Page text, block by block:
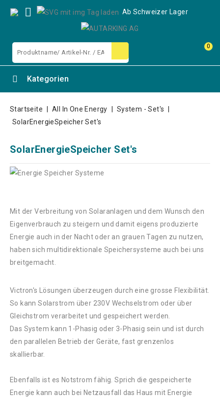
Ab Schweizer Lager
0

Kategorien
Startseite All In One Energy
System - Set's
SolarEnergieSpeicher Set's
SolarEnergieSpeicher Set's
Mit der Verbreitung von Solaranlagen und dem Wunsch den
Eigenverbrauch zu steigern und damit eigens produzierte
Energie auch in der Nacht oder an grauen Tagen zu nutzen,
haben sich multidirektionale Speichersysteme auch bei uns
breitgemacht.
Victron's Lösungen überzeugen durch eine grosse Flexibilität.
So kann Solarstrom über 230V Wechselstrom oder über
Gleichstrom verarbeitet und gespeichert werden.
Das System kann 1-Phasig oder 3-Phasig sein und ist durch
den parallelen Betrieb der Geräte, fast grenzenlos
skallierbar.
Ebenfalls ist es Notstrom fähig. Sprich die gespeicherte
Energie kann auch bei Netzausfall das Haus mit Energie